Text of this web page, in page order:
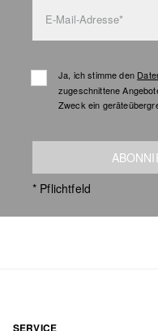
E-Mail-Adresse*
Ja, ich stimme den
zugeschnittene
Zweck ein
* Pflichtfeld
SERVICE